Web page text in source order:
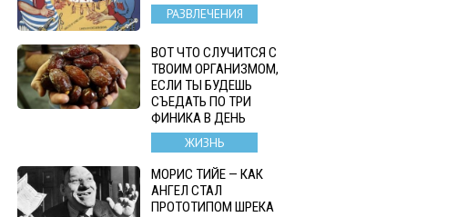
РАЗВЛЕЧЕНИЯ
ВОТ ЧТО СЛУЧИТСЯ С
ТВОИМ ОРГАНИЗМОМ,
ЕСЛИ ТЫ БУДЕШЬ
СЪЕДАТЬ ПО ТРИ
ФИНИКА В ДЕНЬ
ЖИЗНЬ
МОРИС ТИЙЕ — КАК
АНГЕЛ СТАЛ
ПРОТОТИПОМ ШРЕКА